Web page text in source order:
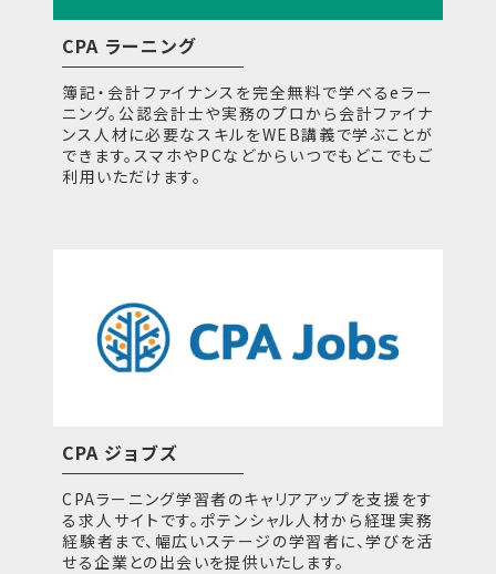
CPA ラーニング
簿記・会計ファイナンスを完全無料で学べるeラー
ニング。公認会計士や実務のプロから会計ファイナ
ンス人材に必要なスキルをWEB講義で学ぶことが
できます。スマホやPCなどからいつでもどこでもご
利用いただけます。
CPA ジョブズ
CPAラーニング学習者のキャリアアップを支援をす
る求人サイトです。ポテンシャル人材から経理実務
経験者まで、幅広いステージの学習者に、学びを活
せる企業との出会いを提供いたします。